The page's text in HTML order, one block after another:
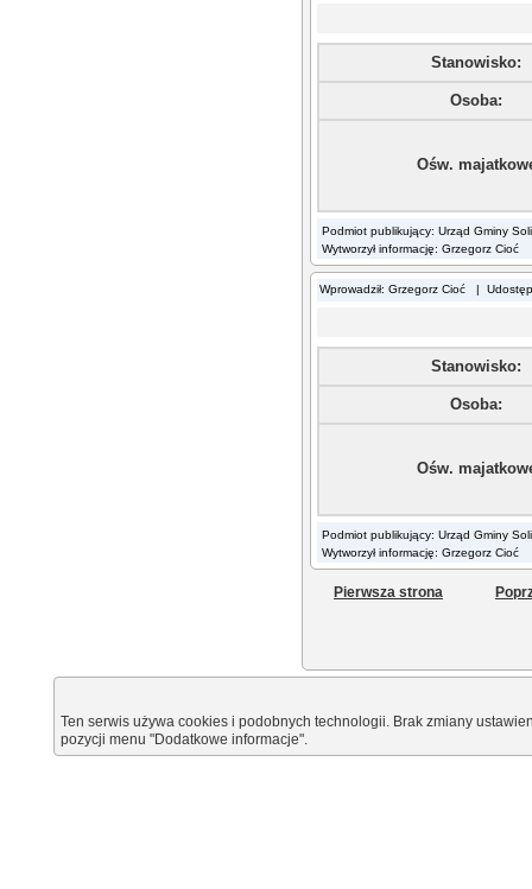
Stanowisko:
Osoba:
Ośw.
Podmiot publikujący: Urząd Gminy
Wytworzył informację: Grzegorz Cioć
Wprowadził: Grzegorz Cioć |
Stanowisko:
Osoba:
Ośw.
Podmiot publikujący: Urząd Gminy
Wytworzył informację: Grzegorz Cioć
Pierwsza strona
Ten serwis używa cookies i podobnych technologii. Brak zmiany
pozycji menu "Dodatkowe informacje".